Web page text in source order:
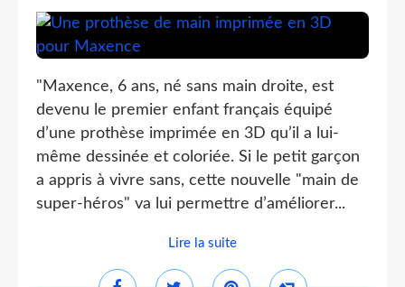
"Maxence, 6 ans, né sans main droite, est
devenu le premier enfant français équipé
d’une prothèse imprimée en 3D qu’il a lui-
même dessinée et coloriée. Si le petit garçon
a appris à vivre sans, cette nouvelle "main de
super-héros" va lui permettre d’améliorer...
Lire la suite